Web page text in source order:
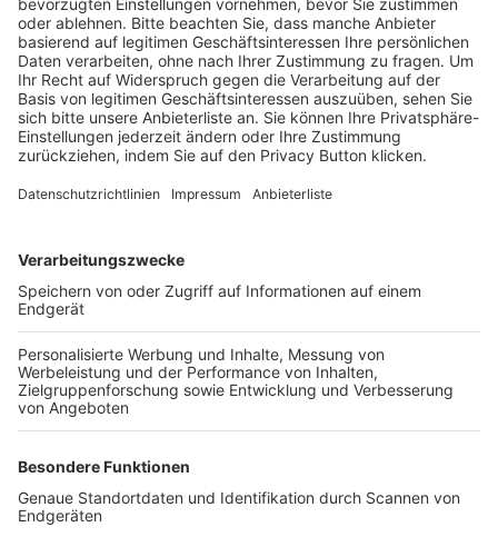
BFV-Geschäftsstellen
Trainerbörse
Login SpielPlus
FOLGE DEM BFV
TOP-VEREINE
TOP-PARTNER